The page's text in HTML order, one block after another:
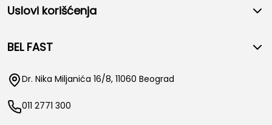
Uslovi korišćenja
BEL FAST
Dr. Nika Miljanića 16/8, 11060 Beograd
011 2771 300